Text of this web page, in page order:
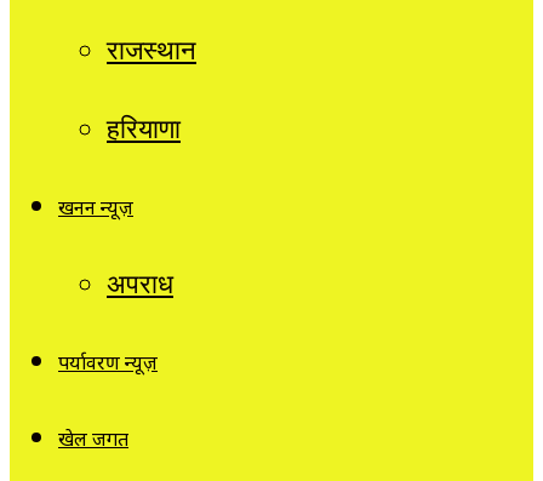
राजस्थान
हरियाणा
खनन न्यूज़
अपराध
पर्यावरण न्यूज़
खेल जगत